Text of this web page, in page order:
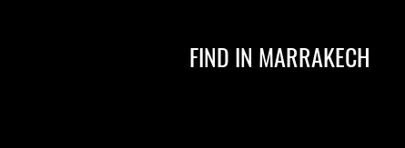
FIND IN MARRAKECH